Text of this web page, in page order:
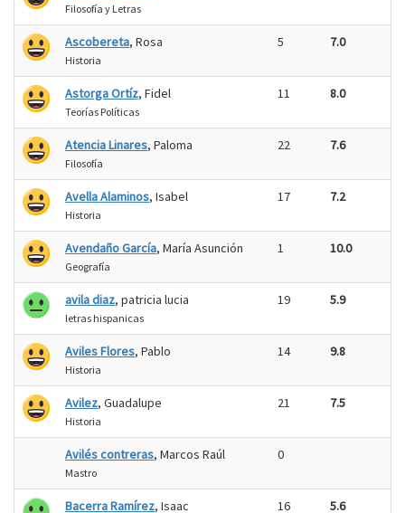
Filosofía y Letras
Ascobereta, Rosa
Historia
5 7.0
Astorga Ortíz, Fidel
Teorías Políticas
11 8.0
Atencia Linares, Paloma
Filosofía
22 7.6
Avella Alaminos, Isabel
Historia
17 7.2
Avendaño García, María Asunción
Geografía
1 10.0
avila diaz, patricia lucia
letras hispanicas
19 5.9
Aviles Flores, Pablo
Historia
14 9.8
Avilez, Guadalupe
Historia
21 7.5
Avilés contreras, Marcos Raúl
Mastro
0
Bacerra Ramírez, Isaac 16 5.6